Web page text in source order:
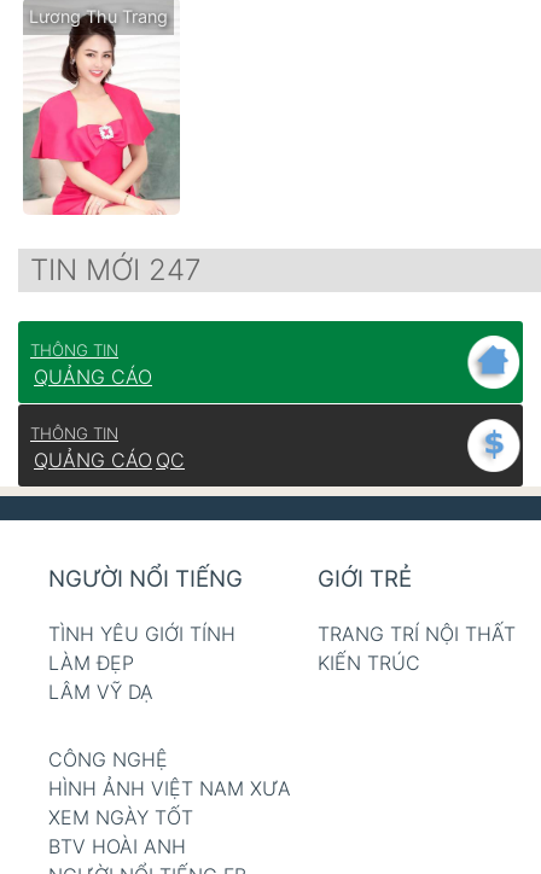
Lương Thu Trang
TIN MỚI 247
THÔNG TIN
QUẢNG CÁO
THÔNG TIN
QUẢNG CÁO QC
NGƯỜI NỔI TIẾNG
TÌNH YÊU GIỚI TÍNH
LÀM ĐẸP
LÂM VỸ DẠ
GIỚI TRẺ
TRANG TRÍ NỘI THẤT
KIẾN TRÚC
CÔNG NGHỆ
HÌNH ẢNH VIỆT NAM XƯA
XEM NGÀY TỐT
BTV HOÀI ANH